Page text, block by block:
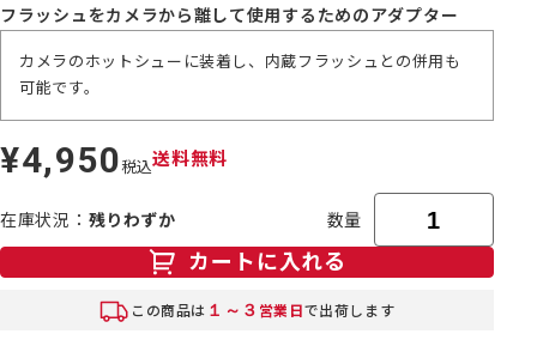
フラッシュをカメラから離して使用するためのアダプター
カメラのホットシューに装着し、内蔵フラッシュとの併用も
可能です。
定
価
¥4,950税込送料無料
在庫状況 残りわずか 数量
カートに入れる
この商品は １～３ 営業日 で出荷します